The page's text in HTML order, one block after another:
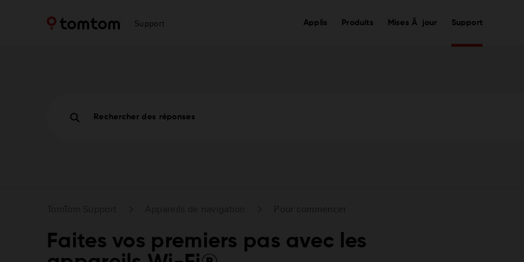
Support Applis Produits Mises Ã jour Support
Rechercher des réponses
Faites vos premiers pas avec les